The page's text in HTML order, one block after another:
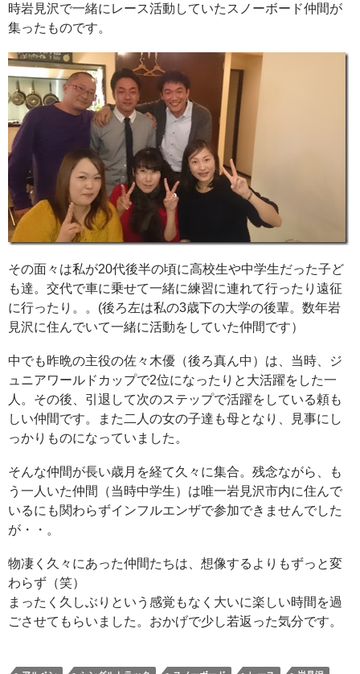
時岩見沢で一緒にレース活動していたスノーボード仲間が
集ったものです。
その面々は私が20代後半の頃に高校生や中学生だった子ど
も達。交代で車に乗せて一緒に練習に連れて行ったり遠征
に行ったり。。(後ろ左は私の3歳下の大学の後輩。数年岩
見沢に住んでいて一緒に活動をしていた仲間です）
中でも昨晩の主役の佐々木優（後ろ真ん中）は、当時、ジ
ュニアワールドカップで2位になったりと大活躍をした一
人。その後、引退して次のステップで活躍をしている頼も
しい仲間です。また二人の女の子達も母となり、見事にし
っかりものになっていました。
そんな仲間が長い歳月を経て久々に集合。残念ながら、も
う一人いた仲間（当時中学生）は唯一岩見沢市内に住んで
いるにも関わらずインフルエンザで参加できませんでした
が・・。
物凄く久々にあった仲間たちは、想像するよりもずっと変
わらず（笑）
まったく久しぶりという感覚もなく大いに楽しい時間を過
ごさせてもらいました。おかげで少し若返った気分です。